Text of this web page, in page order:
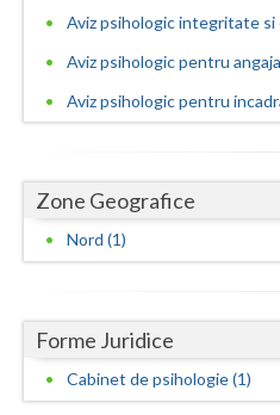
Gorj
Hunedoara
Iasi
Ilfov
Mehedinti
Aviz psihologic integritate si
Aviz psihologic pentru
Aviz psihologic pentru
Aviz psihologic pentru
Aviz psihologic pentru
Aviz psihologic pentru
Aviz psihologic si evaluare
Avize psihologice necesare
Zone Geografice
Nord (1)
Forme Juridice
Cabinet de psihologie (1)